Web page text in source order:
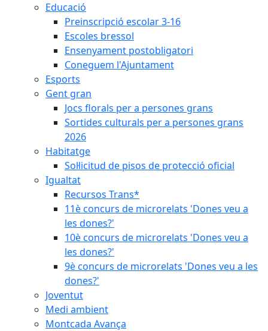
Educació
Preinscripció escolar 3-16
Escoles bressol
Ensenyament postobligatori
Coneguem l'Ajuntament
Esports
Gent gran
Jocs florals per a persones grans
Sortides culturals per a persones grans
2026
Habitatge
Sol·licitud de pisos de protecció oficial
Igualtat
Recursos Trans*
11è concurs de microrelats 'Dones veu a
les dones?'
10è concurs de microrelats 'Dones veu a
les dones?'
9è concurs de microrelats 'Dones veu a les
dones?'
Joventut
Medi ambient
Montcada Avança